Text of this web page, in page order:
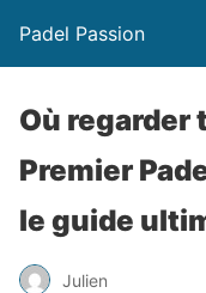
Padel Passion
Où regarder
Premier
le guide
Julien